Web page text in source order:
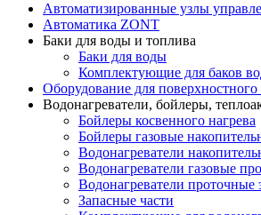
Автоматизированные узлы
Автоматика ZONT
Баки для воды и топлива
Баки для воды
Комплектующие для баков
Оборудование для поверхностного
Водонагреватели, бойлеры,
Бойлеры косвенного нагрева
Бойлеры газовые
Водонагреватели
Водонагреватели газовые
Водонагреватели проточные
Запасные части